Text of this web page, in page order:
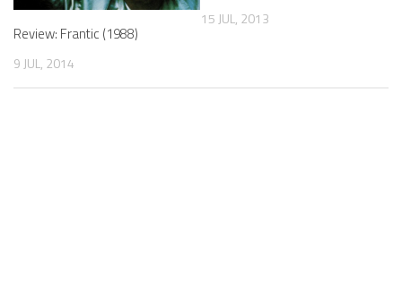
Review: Frantic (1988)
9 JUL, 2014
15 JUL, 2013